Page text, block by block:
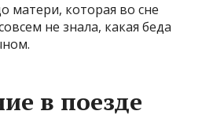
матери, которая во сне
не знала, какая беда
в поезде